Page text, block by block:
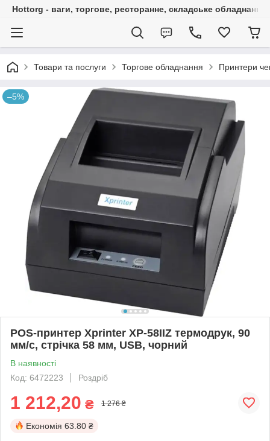
Hottorg - ваги, торгове, ресторанне, складське обладнання
Товари та послуги Торгове обладнання Принтери
–5%
POS-принтер Xprinter XP-58IIZ термодрук, 90
мм/с, стрічка 58 мм, USB, чорний
В наявності
Код: 6472223
Роздріб
1 212,20 ₴ 1 276 ₴
Економія 63.80 ₴